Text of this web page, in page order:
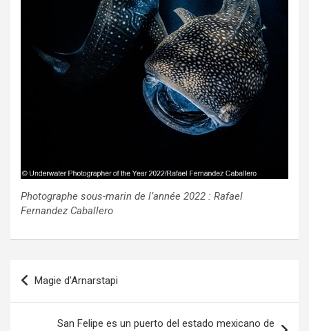
Photographe sous-marin de l’année 2022 : Rafael
Fernandez Caballero
Navigation
de
l’article
Magie d’Arnarstapi
San Felipe es un puerto del estado mexicano de